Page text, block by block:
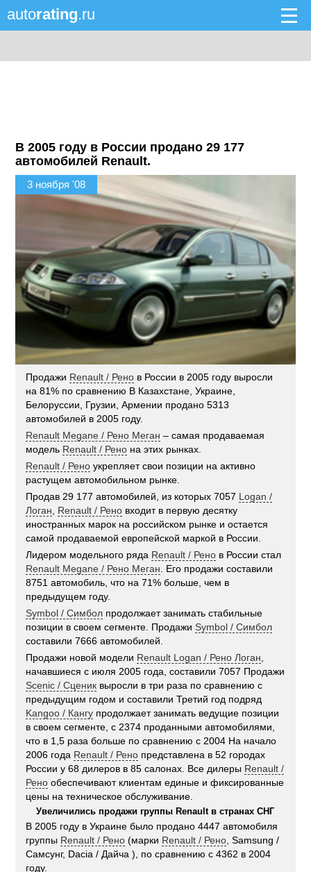
autorating.ru
В 2005 году в России продано 29 177
автомобилей Renault.
3 ноября '08
Продажи Renault / Рено в России в 2005 году выросли
на 81% по сравнению В Казахстане, Украине,
Белоруссии, Грузии, Армении продано 5313
автомобилей в 2005 году.
Renault Megane / Рено Меган – самая продаваемая
модель Renault / Рено на этих рынках.
Renault / Рено укрепляет свои позиции на активно
растущем автомобильном рынке.
Продав 29 177 автомобилей, из которых 7057 Logan /
Логан
Renault / Рено входит в первую десятку
иностранных марок на российском рынке и остается
самой продаваемой европейской маркой в России.
Лидером модельного ряда Renault / Рено в России стал
Renault Megane / Рено Меган . Его продажи составили
8751 автомобиль, что на 71% больше, чем в
предыдущем году.
Symbol / Симбол продолжает занимать стабильные
позиции в своем сегменте. Продажи Symbol / Симбол
составили 7666 автомобилей.
Продажи новой модели Renault Logan / Рено Логан
начавшиеся с июля 2005 года, составили 7057 Продажи
Scenic / Сценик выросли в три раза по сравнению с
предыдущим годом и составили Третий год подряд
Kangoo / Кангу продолжает занимать ведущие позиции
в своем сегменте, с 2374 проданными автомобилями,
что в 1,5 раза больше по сравнению с 2004 На начало
2006 года Renault / Рено представлена в 52 городах
России у 68 дилеров в 85 салонах. Все дилеры Renault /
Рено обеспечивают клиентам единые и фиксированные
цены на техническое обслуживание.
Увеличились продажи группы Renault в странах СНГ
В 2005 году в Украине было продано 4447 автомобиля
группы Renault / Рено (марки Renault / Рено , Samsung /
Самсунг, Dacia / Дайча ), по сравнению с 4362 в 2004
году.